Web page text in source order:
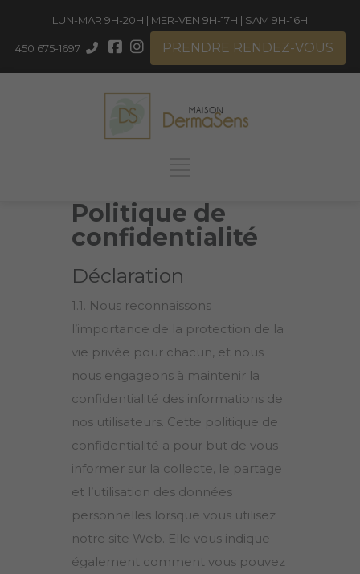
LUN-MAR 9H-20H | MER-VEN 9H-17H | SAM 9H-16H
450 675-1697 PRENDRE RENDEZ-VOUS
Politique de
confidentialité
Déclaration
1.1. Nous reconnaissons
l’importance de la protection de la
vie privée pour chacun, et nous
nous engageons à maintenir la
confidentialité des informations de
nos utilisateurs. Cette politique de
confidentialité a pour but de vous
informer sur la collecte, le partage
et l’utilisation des données
personnelles lorsque vous utilisez
notre site Web. Elle vous indique
également comment vous pouvez